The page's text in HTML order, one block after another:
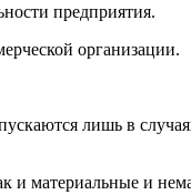
предприятия.
организации.
лишь в
и материальные и